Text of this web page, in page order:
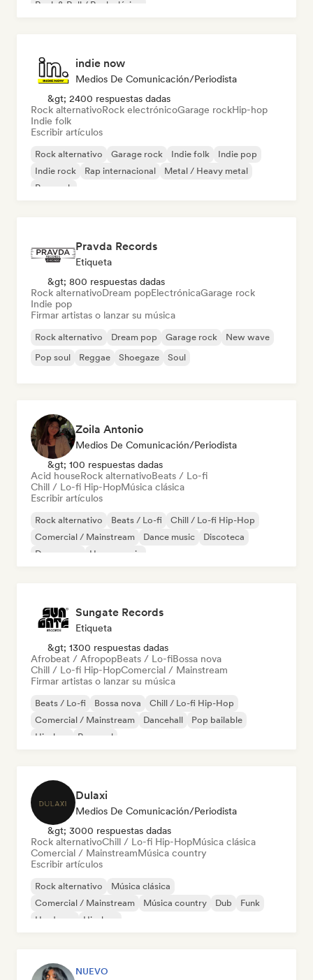
Rock & Roll / Rock clásico
indie now
Medios De Comunicación/Periodista
&gt; 2400 respuestas dadas
Rock alternativoRock electrónicoGarage rockHip-hop
Indie folk
Escribir artículos
Rock alternativo Garage rock Indie folk
Indie pop
Indie rock
Rap internacional
Metal / Heavy metal
Pop rock
Pravda Records
Etiqueta
&gt; 800 respuestas dadas
Rock alternativoDream popElectrónicaGarage rock
Indie pop
Firmar artistas o lanzar su música
Rock alternativo Dream pop Garage rock
New wave
Pop soul
Reggae Shoegaze Soul
Zoila Antonio
Medios De Comunicación/Periodista
&gt; 100 respuestas dadas
Acid houseRock alternativoBeats / Lo-fi
Chill / Lo-fi Hip-HopMúsica clásica
Escribir artículos
Rock alternativo Beats / Lo-fi
Chill / Lo-fi Hip-Hop
Comercial / Mainstream
Dance music
Discoteca
Dream pop
House music
Sungate Records
Etiqueta
&gt; 1300 respuestas dadas
Afrobeat / AfropopBeats / Lo-fiBossa nova
Chill / Lo-fi Hip-HopComercial / Mainstream
Firmar artistas o lanzar su música
Beats / Lo-fi Bossa nova
Chill / Lo-fi Hip-Hop
Comercial / Mainstream
Dancehall
Pop bailable
Hip-hop
Pop soul
Dulaxi
Medios De Comunicación/Periodista
&gt; 3000 respuestas dadas
Rock alternativoChill / Lo-fi Hip-HopMúsica clásica
Comercial / MainstreamMúsica country
Escribir artículos
Rock alternativo
Música clásica
Comercial / Mainstream
Música country Dub
Funk
Hardcore
Hip-hop
NUEVO